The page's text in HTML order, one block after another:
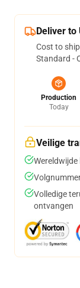
Deliver to
Cost to
Standard -
Production
Today
Veilige
Volledige
ontvangen